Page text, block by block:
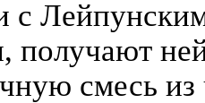
с
получают
смесь из